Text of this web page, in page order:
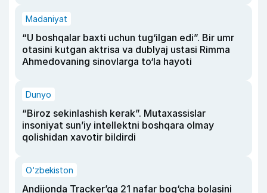
Madaniyat
“U boshqalar baxti uchun tug‘ilgan edi”. Bir umr
otasini kutgan aktrisa va dublyaj ustasi Rimma
Ahmedovaning sinovlarga to‘la hayoti
Dunyo
“Biroz sekinlashish kerak”. Mutaxassislar
insoniyat sun’iy intellektni boshqara olmay
qolishidan xavotir bildirdi
O‘zbekiston
Andijonda Tracker’ga 21 nafar bog‘cha bolasini